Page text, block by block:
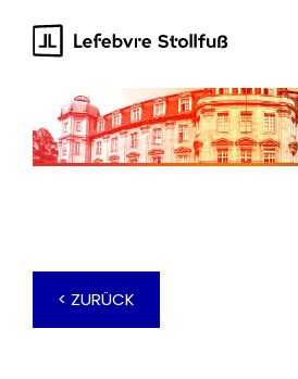
springen
< ZURÜCK